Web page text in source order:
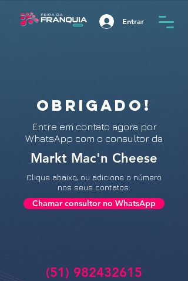
Entrar
OBRIGADO!
Entre em contato agora por
WhatsApp com o consultor da
Markt Mac'n Cheese
Clique abaixo, ou adicione o número
nos seus contatos:
Chamar consultor no WhatsApp
(51) 982432615